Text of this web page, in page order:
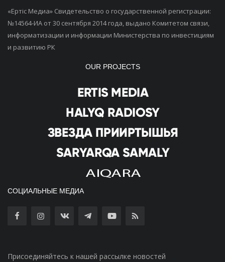
«Ертiс Медиа» Свидетельство о государственной регистрации:
№14564-ИА от 30 сентября 2014 года, выдано Комитетом связи,
информатизации и информации Министерства по инвестициям
и развитию РК
OUR PROJECTS
СОЦИАЛЬНЫЕ МЕДИА
Присоединяйтесь к нашей рассылке новостей